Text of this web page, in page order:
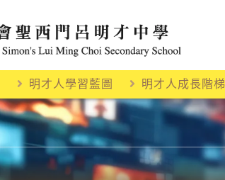
明才人學習藍圖 明才人成長階梯